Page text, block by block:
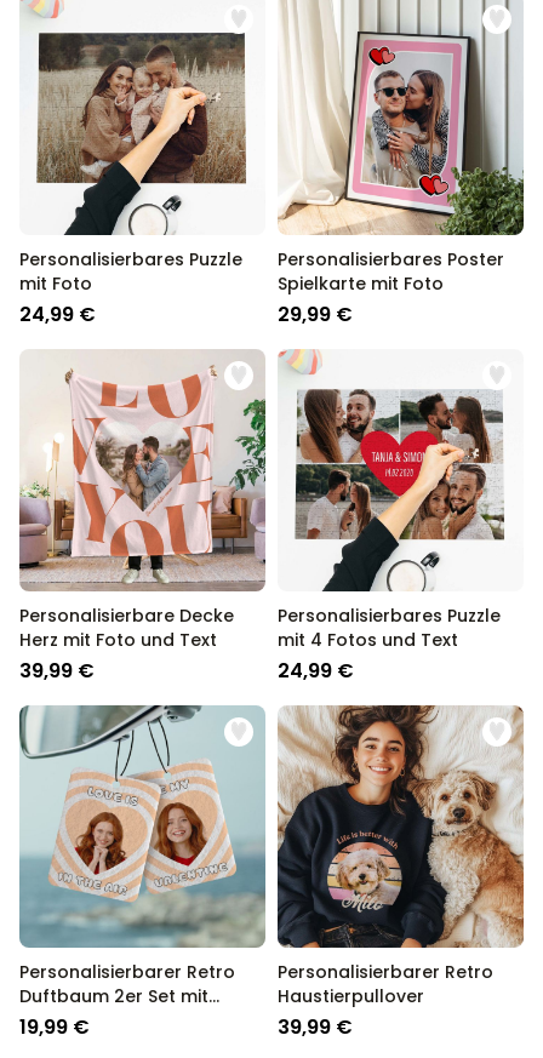
Personalisierbares Puzzle
mit Foto
24,99 €
Personalisierbares Poster
Spielkarte mit Foto
29,99 €
Personalisierbare Decke
Herz mit Foto und Text
39,99 €
Personalisierbares Puzzle
mit 4 Fotos und Text
24,99 €
Personalisierbarer Retro
Duftbaum 2er Set mit
Gesicht und Text
19,99 €
Personalisierbarer Retro
Haustierpullover
39,99 €